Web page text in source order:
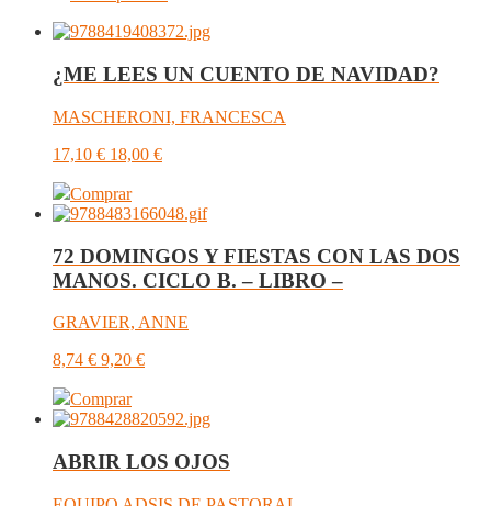
¿ME LEES UN CUENTO DE NAVIDAD?
MASCHERONI, FRANCESCA
17,10 € 18,00 €
Comprar
72 DOMINGOS Y FIESTAS CON LAS DOS
MANOS. CICLO B. – LIBRO –
GRAVIER, ANNE
8,74 € 9,20 €
Comprar
ABRIR LOS OJOS